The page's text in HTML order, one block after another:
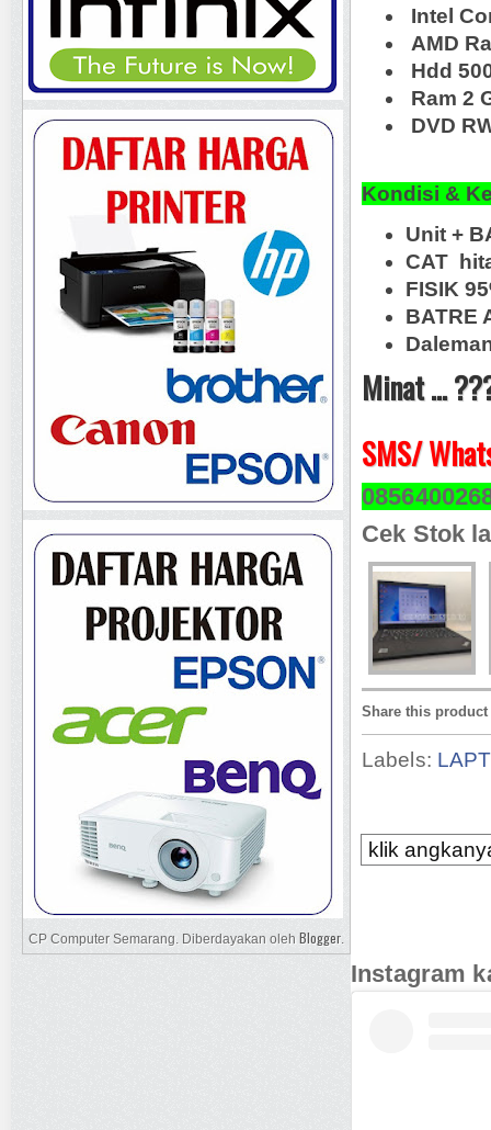
Intel
AMD
Hdd
Ram 2
DVD
Kondisi &
Unit +
CAT
FISIK
BATRE
Minat ...
SMS/
Cek Stok
Share this product
Labels:
klik
Instagram
CP Computer Semarang. Diberdayakan oleh Blogger.